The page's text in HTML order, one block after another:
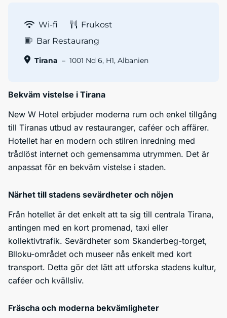
Wi-fi
Frukost
Bar Restaurang
Tirana – 1001 Nd 6, H1, Albanien
Bekväm vistelse i Tirana
New W Hotel erbjuder moderna rum och enkel tillgång
till Tiranas utbud av restauranger, caféer och affärer.
Hotellet har en modern och stilren inredning med
trådlöst internet och gemensamma utrymmen. Det är
anpassat för en bekväm vistelse i staden.
Närhet till stadens sevärdheter och nöjen
Från hotellet är det enkelt att ta sig till centrala Tirana,
antingen med en kort promenad, taxi eller
kollektivtrafik. Sevärdheter som Skanderbeg-torget,
Blloku-området och museer nås enkelt med kort
transport. Detta gör det lätt att utforska stadens kultur,
caféer och kvällsliv.
Fräscha och moderna bekvämligheter